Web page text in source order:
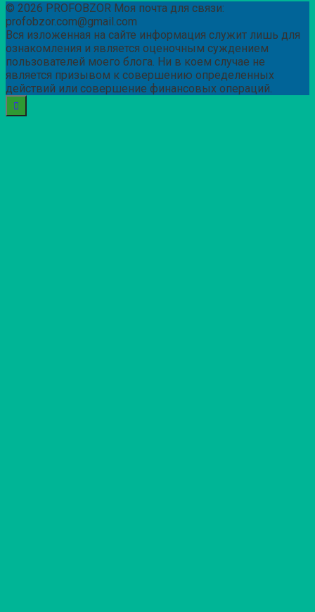
© 2026 PROFOBZOR Моя почта для связи:
profobzor.com@gmail.com
Вся изложенная на сайте информация служит лишь для
ознакомления и является оценочным суждением
пользователей моего блога. Ни в коем случае не
является призывом к совершению определенных
действий или совершение финансовых операций.